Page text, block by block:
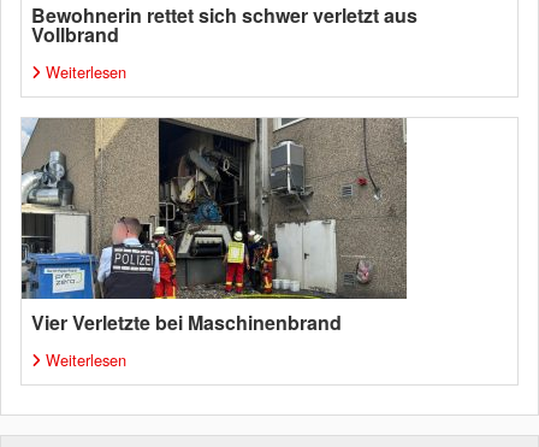
Bewohnerin rettet sich schwer verletzt aus
Vollbrand
Weiterlesen
Vier Verletzte bei Maschinenbrand
Weiterlesen